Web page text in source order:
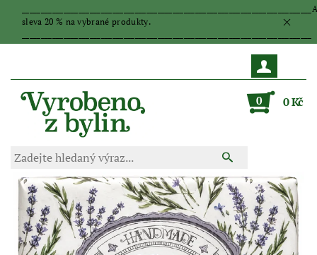
sleva 20 % na vybrané produkty.
0 0 Kč